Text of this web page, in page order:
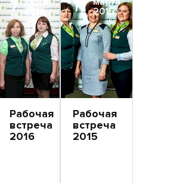
7 2016
Рабочая
встреча
2016
17 2015
Рабочая
встреча
2015